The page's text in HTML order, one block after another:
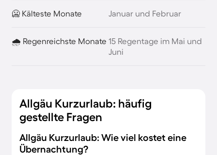
🥶 Kälteste Monate Januar und Februar
🌧️ Regenreichste Monate 15 Regentage im Mai und
Juni
Allgäu Kurzurlaub: häufig
gestellte Fragen
Allgäu Kurzurlaub: Wie viel kostet eine
Übernachtung?